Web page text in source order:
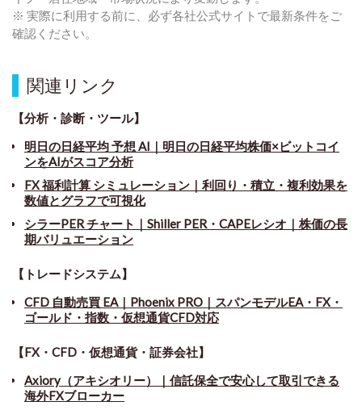
※ 実際に利用する前に、必ず各社公式サイトで最新条件をご
確認ください。
関連リンク
【分析・診断・ツール】
明日の日経平均 予想 AI｜明日の日経平均株価×ビットコイ
ンをAIがスコア分析
FX 福利計算 シミュレーション｜利回り・積立・複利効果を
数値とグラフで可視化
シラーPER チャート ｜ Shiller PER・CAPEレシオ｜株価の長
期バリュエーション
【トレードシステム】
CFD 自動売買 EA｜Phoenix PRO｜スパンモデルEA・FX・
ゴールド・指数・仮想通貨CFD対応
【FX・CFD・仮想通貨・証券会社】
Axiory（アキシオリー）｜信託保全で安心して取引できる
海外FXブローカー